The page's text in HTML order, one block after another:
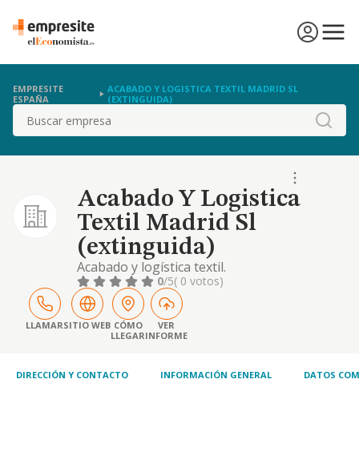
EMPRESITE
ESPAÑA
ACABADO Y LOGISTICA TEXTIL MADRID SL
(EXTINGUIDA)
Buscar
Acabado Y Logistica
Textil Madrid Sl
(extinguida)
Acabado y logística textil.
0/5( 0 votos)
LLAMARSITIO WEB CÓMO
LLEGAR
VER
INFORME
DIRECCIÓN Y CONTACTO INFORMACIÓN GENERAL DATOS